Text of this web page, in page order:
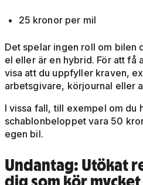
25 kronor per mil
Det spelar ingen roll om bilen
el eller är en hybrid. För att få
visa att du uppfyller kraven,
arbetsgivare, körjournal eller
I vissa fall, till exempel om du
schablonbeloppet vara 50
egen bil.
Undantag: Utökat